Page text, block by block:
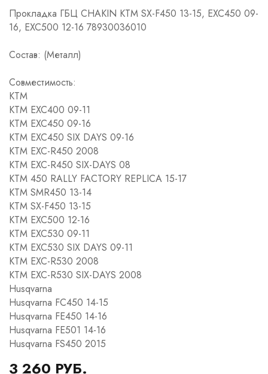
Прокладка ГБЦ CHAKIN KTM SX-F450 13-15, EXC450 09-
16, EXC500 12-16 78930036010
Состав: (Металл)
Совместимость:
KTM
KTM EXC400 09-11
KTM EXC450 09-16
KTM EXC450 SIX DAYS 09-16
KTM EXC-R450 2008
KTM EXC-R450 SIX-DAYS 08
KTM 450 RALLY FACTORY REPLICA 15-17
KTM SMR450 13-14
KTM SX-F450 13-15
KTM EXC500 12-16
KTM EXC530 09-11
KTM EXC530 SIX DAYS 09-11
KTM EXC-R530 2008
KTM EXC-R530 SIX-DAYS 2008
Husqvarna
Husqvarna FC450 14-15
Husqvarna FE450 14-16
Husqvarna FE501 14-16
Husqvarna FS450 2015
3 260 РУБ.